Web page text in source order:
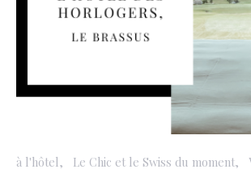
à l'hôtel Le Chic et le Swiss du moment